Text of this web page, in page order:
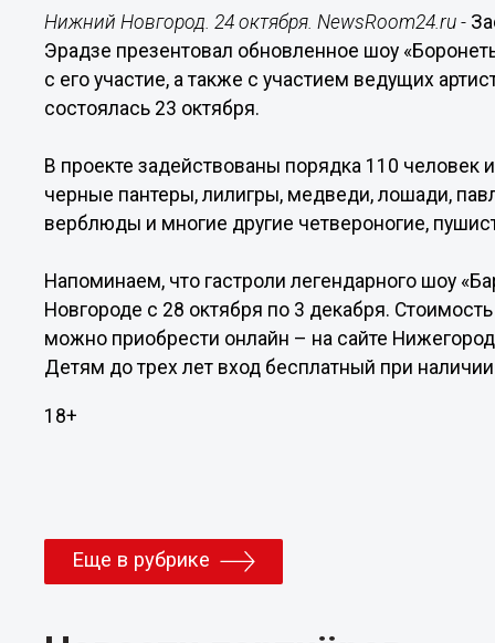
Нижний Новгород. 24 октября. NewsRoom24.ru -
Эрадзе презентовал обновленное шоу
с его участие, а также с участием ведущих
состоялась 23 октября.
В проекте задействованы порядка 110
черные пантеры, лилигры, медведи, лошади,
верблюды и многие другие четвероногие,
Напоминаем, что гастроли легендарного шоу
Новгороде с 28 октября по 3 декабря.
можно приобрести онлайн – на сайте
Детям до трех лет вход бесплатный при
18+
Еще в рубрике